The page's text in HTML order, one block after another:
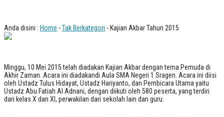
Anda disini : Home -Tak Berkategori - Kajian Akbar Tahun 2015
Minggu, 10 Mei 2015 telah diadakan Kajian Akbar dengan tema Pemuda di
Akhir Zaman. Acara ini diadakandi Aula SMA Negeri 1 Sragen. Acara ini diisi
oleh Ustadz Tulus Hidayat, Ustadz Hariyanto, dan Pembicara Utama yaitu
Ustadz Abu Fatiah Al Adnani, dengan diikuti oleh 580 peserta, yang terdiri
dari kelas X dan XI, perwakilan dari sekolah lain dan guru.